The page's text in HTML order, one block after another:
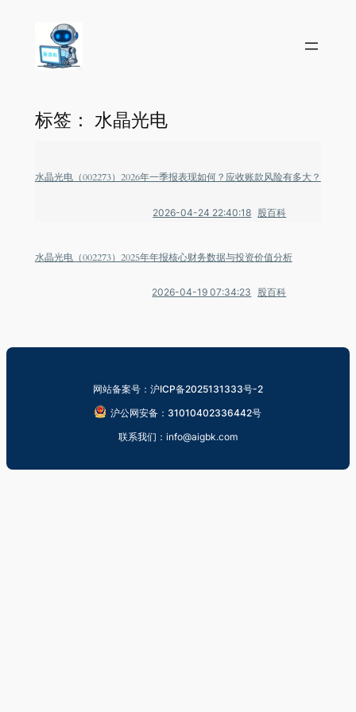
标签： 水晶光电
水晶光电（002273）2026年一季报表现如何？应收账款风险有多大？
2026-04-24 22:40:18 股百科
水晶光电（002273）2025年年报核心财务数据与投资价值分析
2026-04-19 07:34:23 股百科
网站备案号：沪ICP备2025131333号-2
沪公网安备：31010402336442号
联系我们：info@aigbk.com